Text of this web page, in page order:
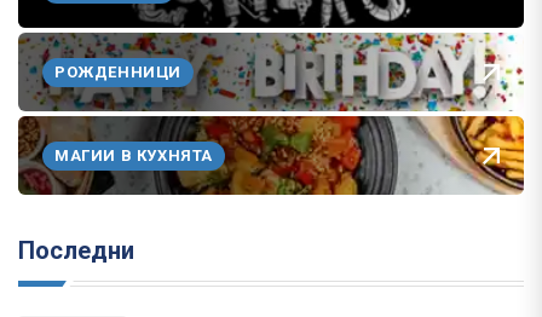
РОЖДЕННИЦИ
МАГИИ В КУХНЯТА
Последни